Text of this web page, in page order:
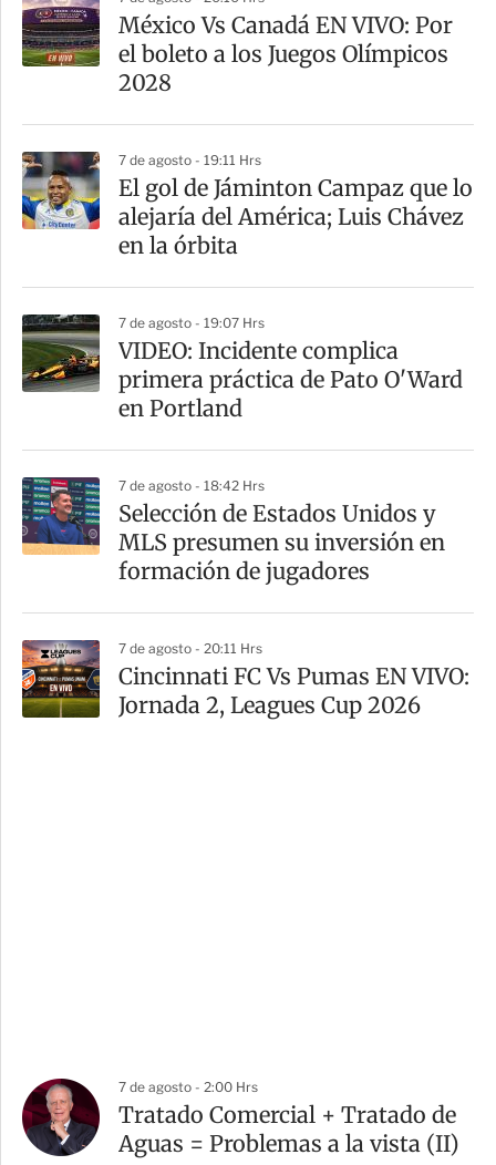
a
r
t
México Vs Canadá EN VIVO: Por
el boleto a los Juegos Olímpicos
2028
7 de agosto - 19:11 Hrs
El gol de Jáminton Campaz que lo
alejaría del América; Luis Chávez
en la órbita
7 de agosto - 19:07 Hrs
VIDEO: Incidente complica
primera práctica de Pato O'Ward
en Portland
7 de agosto - 18:42 Hrs
Selección de Estados Unidos y
MLS presumen su inversión en
formación de jugadores
7 de agosto - 20:11 Hrs
Cincinnati FC Vs Pumas EN VIVO:
Jornada 2, Leagues Cup 2026
7 de agosto - 2:00 Hrs
Tratado Comercial + Tratado de
Aguas = Problemas a la vista (II)